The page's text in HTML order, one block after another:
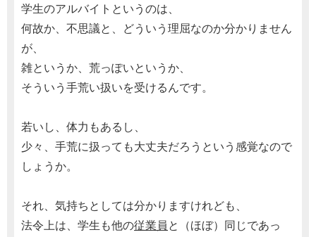
学生のアルバイトというのは、
何故か、不思議と、どういう理屈なのか分かりません
が、
雑というか、荒っぽいというか、
そういう手荒い扱いを受けるんです。
若いし、体力もあるし、
少々、手荒に扱っても大丈夫だろうという感覚なので
しょうか。
それ、気持ちとしては分かりますけれども、
法令上は、学生も他の従業員 と（ほぼ）同じであっ